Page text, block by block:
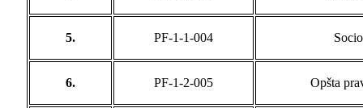
5. PF-1-1-004
6. PF-1-2-005 Opšta